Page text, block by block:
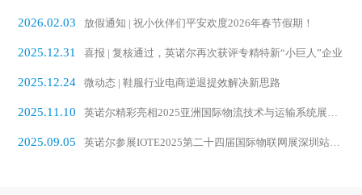
2026.02.03 放假通知 | 祝小伙伴们平安欢度2026年春节假期！
2025.12.31 喜报 | 复核通过，英诺尔再次获评专精特新“小巨人”企业
2025.12.24 微动态 | 鞋服行业电商逆退提效解决新思路
2025.11.10 英诺尔精彩亮相2025亚洲国际物流技术与运输系统展览会
2025.09.05 英诺尔参展IOTE2025第二十四届国际物联网展深圳站完美收官